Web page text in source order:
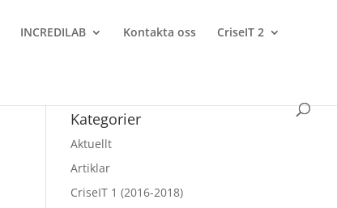
INCREDILAB Kontakta oss CriseIT 2
Kategorier
Aktuellt
Artiklar
CriseIT 1 (2016-2018)